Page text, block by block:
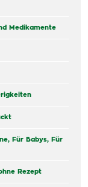
Medikamente
Für Babys, Für
Rezept